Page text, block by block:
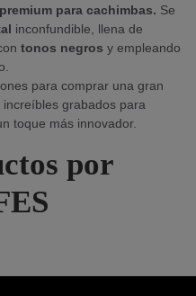
por
para cachimbas. Se
inconfundible, llena de
tonos negros y empleando
para comprar una gran
grabados para
toque más innovador.